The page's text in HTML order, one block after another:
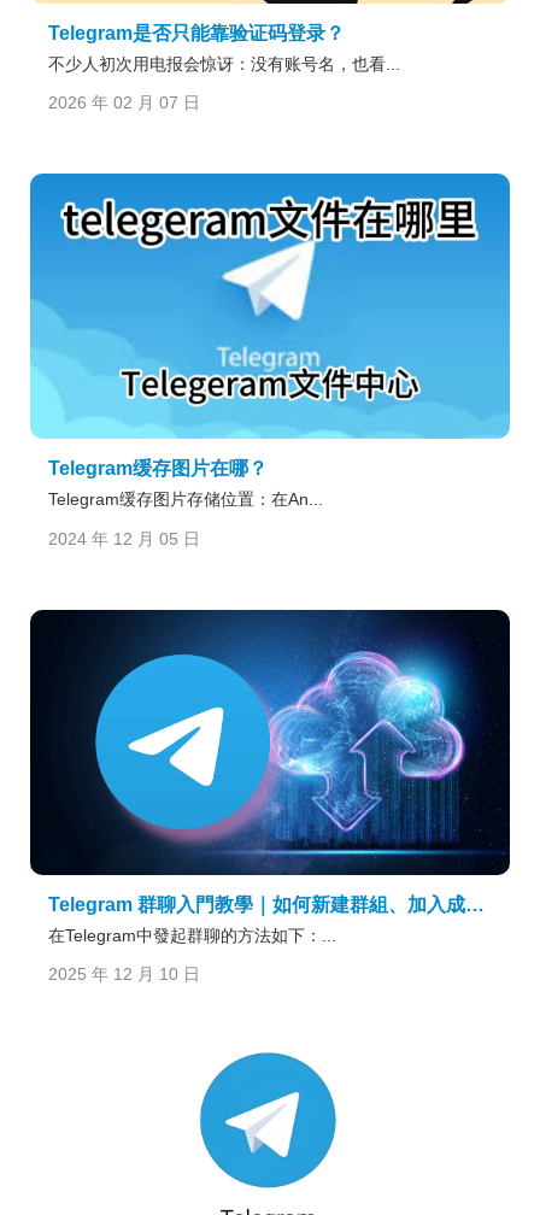
Telegram是否只能靠验证码登录？
不少人初次用电报会惊讶：没有账号名，也看...
2026 年 02 月 07 日
Telegram缓存图片在哪？
Telegram缓存图片存储位置：在An...
2024 年 12 月 05 日
Telegram 群聊入門教學｜如何新建群組、加入成員與設定名稱/頭貼
在Telegram中發起群聊的方法如下：...
2025 年 12 月 10 日